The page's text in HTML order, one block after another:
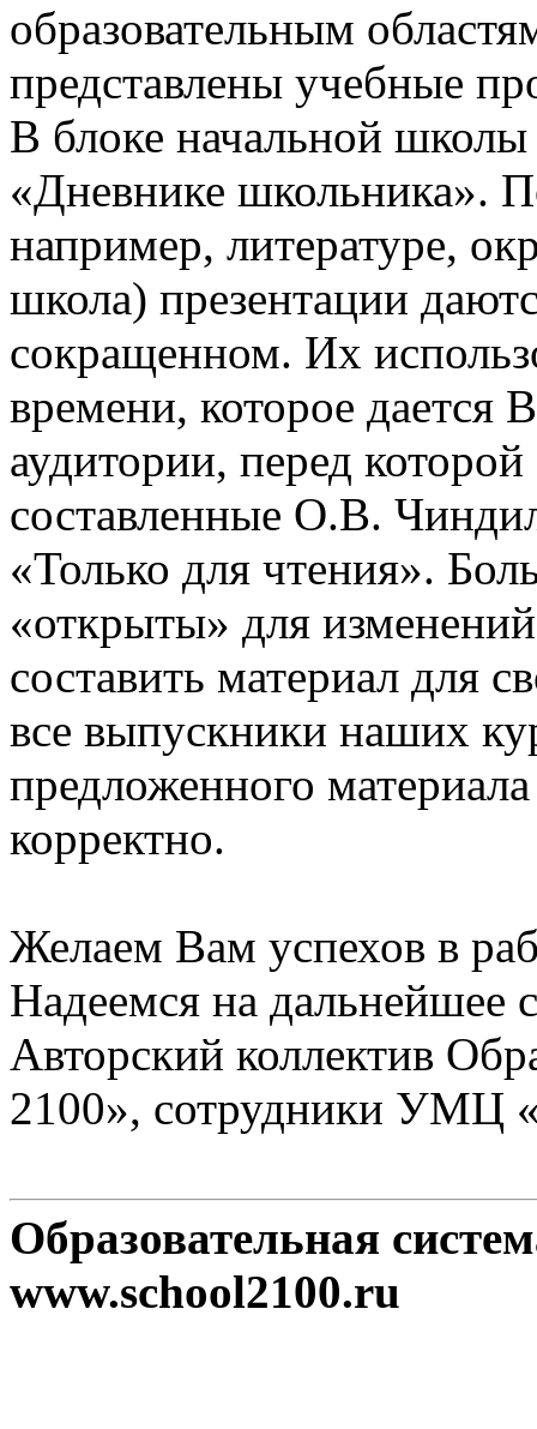
образовательным
представлены учебные
В блоке начальной
«Дневнике школьника».
например, литературе,
школа) презентации
сокращенном. Их
времени, которое дается
аудитории, перед
составленные О.В.
«Только для чтения».
«открыты» для
составить материал для
все выпускники наших
предложенного
корректно.
Желаем Вам успехов в
Надеемся на дальнейшее
Авторский коллектив
2100», сотрудники УМЦ
Образовательная
www.school2100.ru